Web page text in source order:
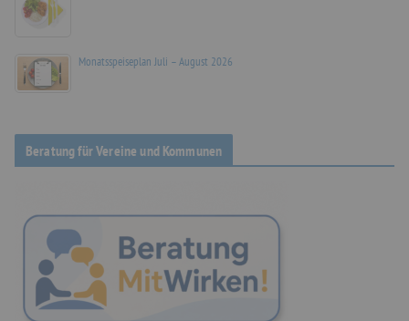
Monatsspeiseplan Juli – August 2026
Beratung für Vereine und Kommunen